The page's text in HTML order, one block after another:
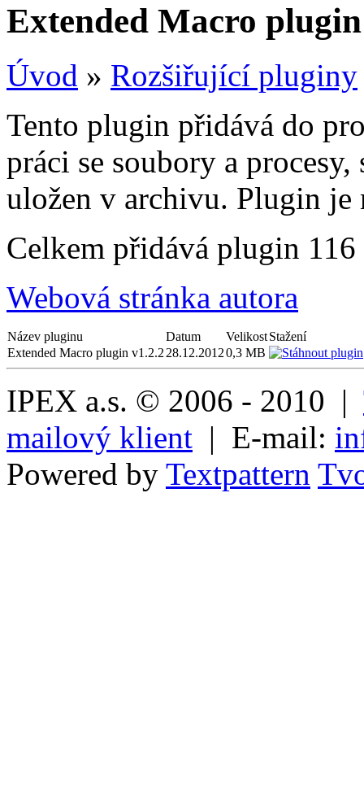
Extended Macro
Úvod » Rozšiřující pluginy
Tento plugin přidává do
práci se soubory a
uložen v archivu. Plugin je
Celkem přidává plugin
Webová stránka autora
Název pluginu Datum VelikostStažení
Extended Macro plugin v1.2.2 28.12.20120,3 MB
IPEX a.s. © 2006 - 2010 |
mailový klient | E-mail:
Powered by Textpattern